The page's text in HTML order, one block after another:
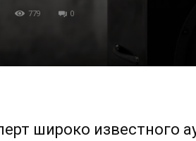
779 0
широко известного